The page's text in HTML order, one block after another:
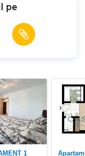
pe
Apartament cu 1 camera,